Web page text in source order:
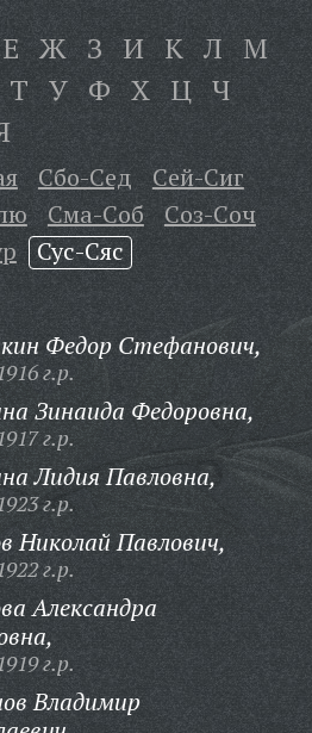
Е Ж З И К Л М
Т У Ф Х Ц Ч
Сбо-Сед
Сей-Сиг
Сма-Соб
Соз-Соч
Сус-Сяс
Федор Стефанович,
г.р.
Зинаида Федоровна,
г.р.
Лидия Павловна,
г.р.
Николай Павлович,
г.р.
Александра
г.р.
Владимир